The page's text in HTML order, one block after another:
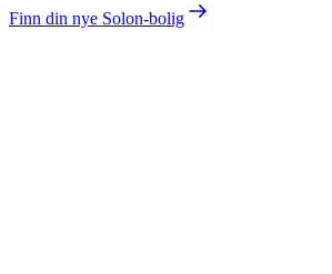
Finn din nye Solon-bolig